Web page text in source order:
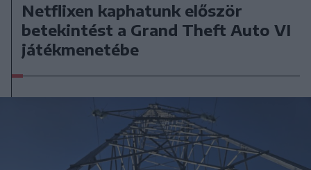
Netflixen kaphatunk először
betekintést a Grand Theft Auto VI
játékmenetébe